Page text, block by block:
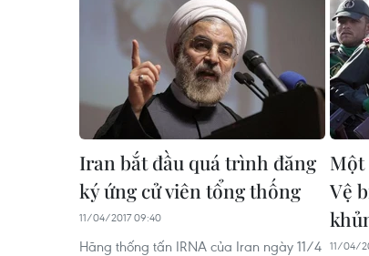
Iran bắt đầu quá trình đăng
ký ứng cử viên tổng thống
11/04/2017 09:40
Hãng thống tấn IRNA của Iran ngày 11/4
Một
Vệ
11/04/